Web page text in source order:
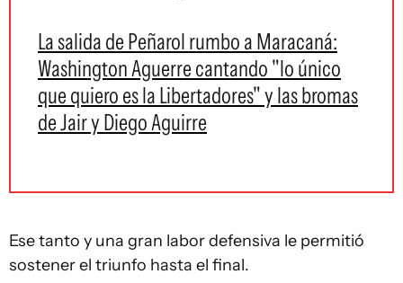
La salida de Peñarol rumbo a Maracaná:
Washington Aguerre cantando "lo único
que quiero es la Libertadores" y las bromas
de Jair y Diego Aguirre
Ese tanto y una gran labor defensiva le permitió
sostener el triunfo hasta el final.